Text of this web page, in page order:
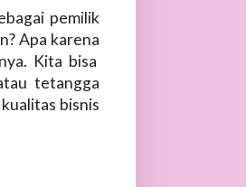
pemilik
Apa karena
Kita bisa
tetangga
bisnis